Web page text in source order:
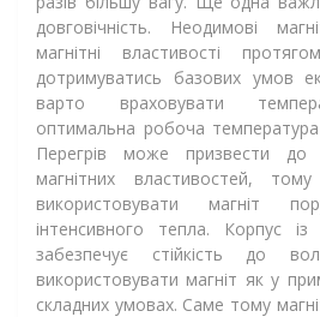
довговічність. Неодимові
магнітні властивості
дотримуватись базових умов
варто враховувати
оптимальна робоча
Перегрів може призвести до
магнітних властивостей,
використовувати магніт
інтенсивного тепла. Корпус
забезпечує стійкість до
використовувати магніт як у
складних умовах. Саме тому